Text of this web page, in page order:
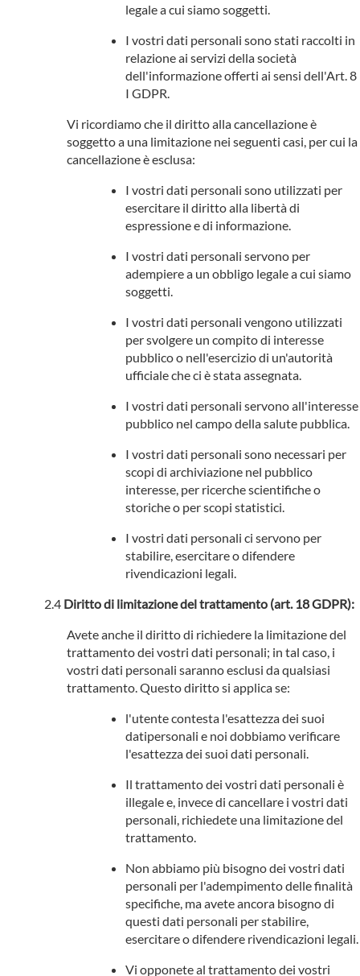
legale a cui siamo soggetti.
I vostri dati personali sono stati raccolti in
relazione ai servizi della società
dell'informazione offerti ai sensi dell'Art. 8
I GDPR.
Vi ricordiamo che il diritto alla cancellazione è
soggetto a una limitazione nei seguenti casi, per cui la
cancellazione è esclusa:
I vostri dati personali sono utilizzati per
esercitare il diritto alla libertà di
espressione e di informazione.
I vostri dati personali servono per
adempiere a un obbligo legale a cui siamo
soggetti.
I vostri dati personali vengono utilizzati
per svolgere un compito di interesse
pubblico o nell'esercizio di un'autorità
ufficiale che ci è stata assegnata.
I vostri dati personali servono all'interesse
pubblico nel campo della salute pubblica.
I vostri dati personali sono necessari per
scopi di archiviazione nel pubblico
interesse, per ricerche scientifiche o
storiche o per scopi statistici.
I vostri dati personali ci servono per
stabilire, esercitare o difendere
rivendicazioni legali.
Diritto di limitazione del trattamento (art. 18 GDPR):
Avete anche il diritto di richiedere la limitazione del
trattamento dei vostri dati personali; in tal caso, i
vostri dati personali saranno esclusi da qualsiasi
trattamento. Questo diritto si applica se:
l'utente contesta l'esattezza dei suoi
datipersonali e noi dobbiamo verificare
l'esattezza dei suoi dati personali.
Il trattamento dei vostri dati personali è
illegale e, invece di cancellare i vostri dati
personali, richiedete una limitazione del
trattamento.
Non abbiamo più bisogno dei vostri dati
personali per l'adempimento delle finalità
specifiche, ma avete ancora bisogno di
questi dati personali per stabilire,
esercitare o difendere rivendicazioni legali.
Vi opponete al trattamento dei vostri